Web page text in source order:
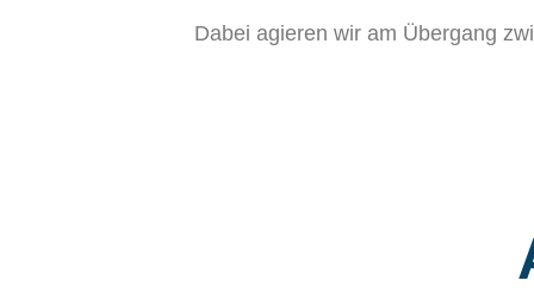
Dabei agieren wir am Übergang